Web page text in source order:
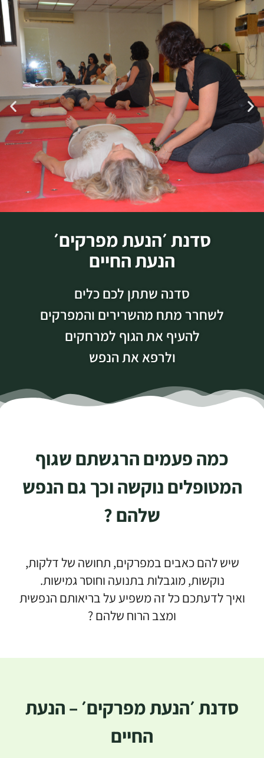
סדנת ׳הנעת מפרקים׳
הנעת החיים
סדנה שתתן לכם כלים
לשחרר מתח מהשרירים והמפרקים
להעיף את הגוף למרחקים
ולרפא את הנפש
כמה פעמים הרגשתם שגוף
המטופלים נוקשה וכך גם הנפש
שלהם ?
שיש להם כאבים במפרקים, תחושה של דלקות,
נוקשות, מוגבלות בתנועה וחוסר גמישות.
ואיך לדעתכם כל זה משפיע על בריאותם הנפשית
ומצב הרוח שלהם ?
סדנת ׳הנעת מפרקים׳ – הנעת
החיים